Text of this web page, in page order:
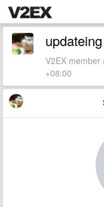
updateing
V2EX
+08:00